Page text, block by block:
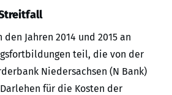
Jahren 2014 und 2015 an
teil, die von der
Niedersachsen (N Bank)
für die Kosten der